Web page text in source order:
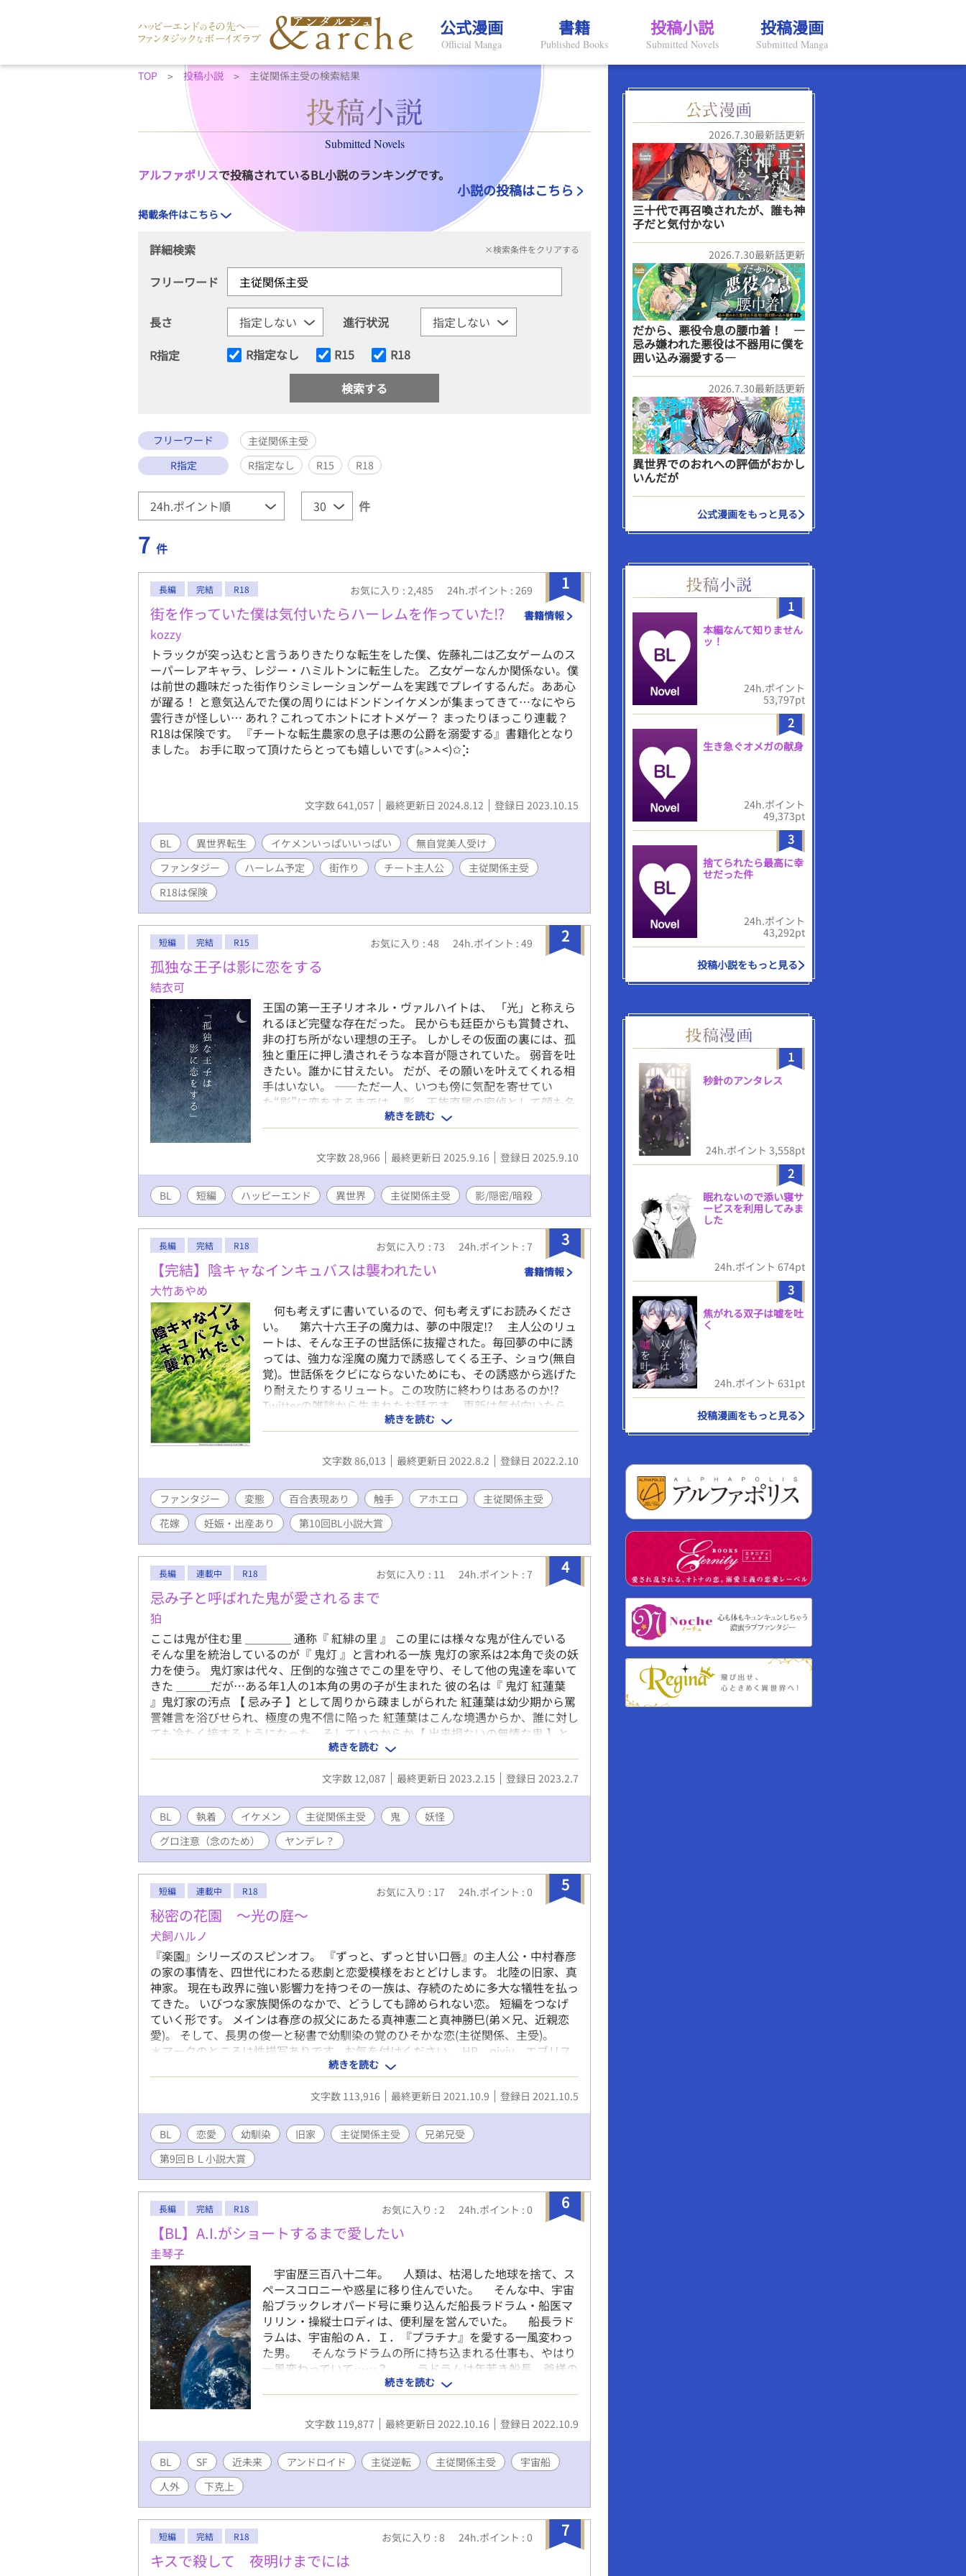
公式漫画
Official Manga
書籍
Published Books
投稿小説
Submitted Novels
投稿漫画
Submitted Manga
TOP 投稿小説 主従関係主受の検索結果
Submitted Novels
アルファポリスで投稿されているBL小説のランキングです。
小説の投稿はこちら
掲載条件はこちら
詳細検索 ×検索条件をクリアする
フリーワード
長さ
進行状況
R指定
R指定なし R15 R18
フリーワード
主従関係主受
R指定
R指定なし R15 R18
件
7 件
1
長編 完結 R18 お気に入り : 2,485 24h.ポイント : 269
街を作っていた僕は気付いたらハーレムを作っていた⁉
kozzy
書籍情報
トラックが突っ込むと言うありきたりな転生をした僕、佐藤礼二は乙女ゲームのス
ーパーレアキャラ、レジー・ハミルトンに転生した。 乙女ゲーなんか関係ない。僕
は前世の趣味だった街作りシミレーションゲームを実践でプレイするんだ。ああ心
が躍る！ と意気込んでた僕の周りにはドンドンイケメンが集まってきて…なにやら
雲行きが怪しい… あれ？これってホントにオトメゲー？ まったりほっこり連載？
R18は保険です。 『チートな転生農家の息子は悪の公爵を溺愛する』書籍化となり
ました。 お手に取って頂けたらとっても嬉しいです(｡>ㅅ<)✩⡱
文字数 641,057 最終更新日 2024.8.12 登録日 2023.10.15
BL 異世界転生 イケメンいっぱいいっぱい
無自覚美人受け
ファンタジー
ハーレム予定 街作り チート主人公
主従関係主受
R18は保険
2
短編 完結 R15 お気に入り : 48 24h.ポイント : 49
孤独な王子は影に恋をする
結衣可
王国の第一王子リオネル・ヴァルハイトは、 「光」と称えら
れるほど完璧な存在だった。 民からも廷臣からも賞賛され、
非の打ち所がない理想の王子。 しかしその仮面の裏には、孤
独と重圧に押し潰されそうな本音が隠されていた。 弱音を吐
きたい。誰かに甘えたい。 だが、その願いを叶えてくれる相
手はいない。 ――ただ一人、いつも傍に気配を寄せてい
た“影”に恋をするまでは。 影、王族直属の密偵として顔も名
も隠し、感情を持たぬよう育てられた存在。 常に平等であれ
と叩き込まれ、ただ「王子を守る影」として仕えてきた。 完
璧を求められる王子と、感情を禁じられてきた影。 光と影が
惹かれ合い、やがて互いの鎖を断ち切ってゆく。
続きを読む
文字数 28,966 最終更新日 2025.9.16 登録日 2025.9.10
BL 短編 ハッピーエンド 異世界 主従関係主受 影/隠密/暗殺
3
長編 完結 R18 お気に入り : 73 24h.ポイント : 7
【完結】陰キャなインキュバスは襲われたい
大竹あやめ
書籍情報
何も考えずに書いているので、何も考えずにお読みくださ
い。 第六十六王子の魔力は、夢の中限定!? 主人公のリュ
ートは、そんな王子の世話係に抜擢された。毎回夢の中に誘
っては、強力な淫魔の魔力で誘惑してくる王子、ショウ(無自
覚)。世話係をクビにならないためにも、その誘惑から逃げた
り耐えたりするリュート。この攻防に終わりはあるのか!?
Twitterの雑談から生まれたお話です。 更新は気が向いたら。
多分ハッピーエンド。 この作品は、ムーンライトノベルズ、
fujossyにも掲載しています。
続きを読む
文字数 86,013 最終更新日 2022.8.2 登録日 2022.2.10
ファンタジー 変態 百合表現あり 触手 アホエロ
主従関係主受
花嫁
妊娠・出産あり 第10回BL小説大賞
4
長編 連載中 R18 お気に入り : 11 24h.ポイント : 7
忌み子と呼ばれた鬼が愛されるまで
狛
ここは鬼が住む里 ＿＿＿＿ 通称『 紅緋の里 』 この里には様々な鬼が住んでいる
そんな里を統治しているのが『 鬼灯 』と言われる一族 鬼灯の家系は2本角で炎の妖
力を使う。 鬼灯家は代々、圧倒的な強さでこの里を守り、そして他の鬼達を率いて
きた ＿＿＿だが…ある年1人の1本角の男の子が生まれた 彼の名は『 鬼灯 紅蓮葉
』鬼灯家の汚点 【 忌み子 】として周りから疎ましがられた 紅蓮葉は幼少期から罵
詈雑言を浴びせられ、極度の鬼不信に陥った 紅蓮葉はこんな境遇からか、誰に対し
ても冷たく接するようになった、そしていつからか【 出来損ないの無情な鬼 】と
言われるようになった そんな紅蓮葉にも家族を除いて、たった1人。 幼なじみであ
りながら側近でもある信用出来る鬼がいた それが『 蛇穴 蒼 』だった 彼は鬼灯家に
代々仕えてきた有名な家系の1つ、蛇穴家の次男だ 蒼と紅蓮葉は主従関係にあった
だが、、、、2人には違う関係もあるようで…？ ＿＿＿＿＿＿＿＿＿＿＿＿＿ 《
𝐩𝐫𝐨𝐟𝐢𝐥𝐞 》 ※ 鬼の平均年齢 1000歳 鬼灯 紅蓮葉（ ほおづき くれは ） 誕生日 : 4月9
日 年齢 : 120歳 身長 : 172cm 容姿 : 赤髪、トパーズ色の瞳、1本角、少し長めの短
髪 好きなもの : 蒼の作った杏仁豆腐、ピアス 嫌いなもの : 自分 家族構成 : 父（ 紅郎
: べにろう ）母（ 葉月 : はづき ）紅蓮葉 蛇穴 蒼（ さらぎ あおい ） 誕生日 : 1月31
日 年齢 : 120歳 身長 : 187cm 容姿 : 褐色（ かちいろ ）の髪、ツァボライト色の
瞳、2本角、腰まである長髪（ 普段は三つ編みにして束ねている ） 好きなもの : 紅
蓮葉、紅蓮葉から貰った赤い髪結紐、紅蓮葉から貰ったピアス、紅蓮葉から貰った
香袋…など（ 紅蓮葉から貰った物なら全部 ） 嫌いなもの : 紅蓮葉に害を与えるも
の、家族 家族構成 : 父（ 宗一郎 : それはいちろう ）母（ 八重 : やえ ）兄（ 碧月 :
みつき ）蒼 ✎︎＿＿＿＿＿＿＿＿＿＿＿＿
続きを読む
文字数 12,087 最終更新日 2023.2.15 登録日 2023.2.7
BL 執着 イケメン 主従関係主受 鬼
妖怪
グロ注意（念のため）
ヤンデレ？
5
短編 連載中 R18 お気に入り : 17 24h.ポイント : 0
秘密の花園 ～光の庭～
犬飼ハルノ
『楽園』シリーズのスピンオフ。 『ずっと、ずっと甘い口唇』の主人公・中村春彦
の家の事情を、四世代にわたる悲劇と恋愛模様をおとどけします。 北陸の旧家、真
神家。 現在も政界に強い影響力を持つその一族は、存続のために多大な犠牲を払っ
てきた。 いびつな家族関係のなかで、どうしても諦められない恋。 短編をつなげ
ていく形です。 メインは春彦の叔父にあたる真神憲二と真神勝巳(弟×兄、近親恋
愛)。 そして、長男の俊一と秘書で幼馴染の覚のひそかな恋(主従関係、主受)。
＊マークのところは性描写ありです。お気を付けください。 HP、pixiv、エブリス
続きを読む
文字数 113,916 最終更新日 2021.10.9 登録日 2021.10.5
BL 恋愛 幼馴染 旧家 主従関係主受
兄弟兄受
第9回ＢＬ小説大賞
6
長編 完結 R18 お気に入り : 2 24h.ポイント : 0
【BL】A.I.がショートするまで愛したい
圭琴子
宇宙歴三百八十二年。 人類は、枯渇した地球を捨て、ス
ペースコロニーや惑星に移り住んでいた。 そんな中、宇宙
船ブラックレオパード号に乗り込んだ船長ラドラム・船医マ
リリン・操縦士ロディは、便利屋を営んでいた。 船長ラド
ラムは、宇宙船のＡ．Ｉ．『プラチナ』を愛する一風変わっ
た男。 そんなラドラムの所に持ち込まれる仕事も、やはり
一風変わっていて……？ ラドラムは年若き船長。爺様の
代から受け継いでいるという、ブラックレオパード号で今日
も星の海に繰り出す。 だが船員への給料は、未払いの状態
が続いていた。ラドラムの機嫌が良いときは、要注意だ。
「リスクのあとには、大金っていうメリットが待ってるんだ
そう言って彼は笑う。 爪に火を点すようにこぢんまりと続
が愛していたはずの女性は男性となって彼らの前に現れる。
物心ついてから父親に頭を撫でられることさえ拒絶していた
ラドラムと、彼との恋の行方は？ 次々と巻き込まれる厄介
な事件と、連邦警察からは、逃げ切れるのか？ 誤解の愛
続きを読む
文字数 119,877 最終更新日 2022.10.16 登録日 2022.10.9
BL SF 近未来 アンドロイド 主従逆転 主従関係主受
宇宙船
人外
下克上
7
短編 完結 R18 お気に入り : 8 24h.ポイント : 0
キスで殺して 夜明けまでには
2026.7.30最新話更新
三十代で再召喚されたが、誰も神
子だと気付かない
2026.7.30最新話更新
だから、悪役令息の腰巾着！ ―
忌み嫌われた悪役は不器用に僕を
囲い込み溺愛する―
2026.7.30最新話更新
異世界でのおれへの評価がおかし
いんだが
公式漫画をもっと見る
1
本編なんて知りません
ッ！
24h.ポイント
53,797pt
2
生き急ぐオメガの献身
24h.ポイント
49,373pt
3
捨てられたら最高に幸
せだった件
24h.ポイント
43,292pt
投稿小説をもっと見る
1
秒針のアンタレス
24h.ポイント 3,558pt
2
眠れないので添い寝サ
ービスを利用してみま
した
24h.ポイント 674pt
3
焦がれる双子は嘘を吐
く
24h.ポイント 631pt
投稿漫画をもっと見る